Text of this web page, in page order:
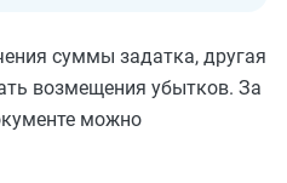
суммы задатка, другая
возмещения убытков. За
можно